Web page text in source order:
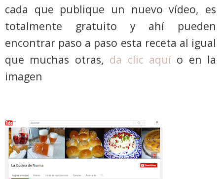
cada que publique un nuevo vídeo, es
totalmente gratuito y ahí pueden
encontrar paso a paso esta receta al igual
que muchas otras, da clic aquío en la
imagen